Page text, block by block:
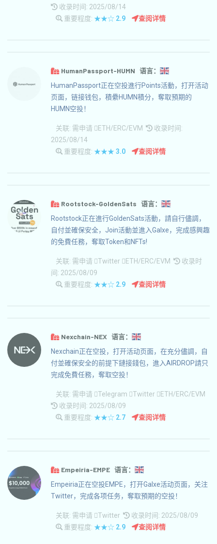
收录时间: 2025/08/14
重要程度: ★★☆ 2.9 查阅详情
HumanPassport-HUMN 语言：
HumanPassport正在空投進行Points活動，打开活动
页面，链接钱包，積纍HUMN積分，奪取預期的
HUMN空投！
关联: 需申请 ETH/ERC/EVM
收录时间:
2025/08/14
重要程度: ★★★ 3.0 查阅详情
Rootstock-GoldenSats 语言：
Rootstock正在進行GoldenSats活動，請自行儘調，
自付並確保安全，Join活動並進入Galxe，完成感興趣
的免費任務，奪取Token和NFTs!
关联: 需申请 Twitter ETH/ERC/EVM
收录时
间: 2025/08/09
重要程度: ★★☆ 2.9 查阅详情
Nexchain-NEX 语言：
Nexchain正在空投，打开活动页面，在充分儘調，自
付並確保安全的前提下鏈接錢包，進入AIRDROP請只
完成免費任務，奪取空投！
关联: 需申请 Telegram Twitter
ETH/ERC/EVM
收录时间: 2025/08/09
重要程度: ★★☆ 2.7 查阅详情
Empeiria-EMPE 语言：
Empeiria正在空投EMPE，打开Galxe活动页面，关注
Twitter，完成各项任务，奪取預期的空投！
关联: 需申请 Twitter
收录时间: 2025/08/09
重要程度: ★★☆ 2.9 查阅详情